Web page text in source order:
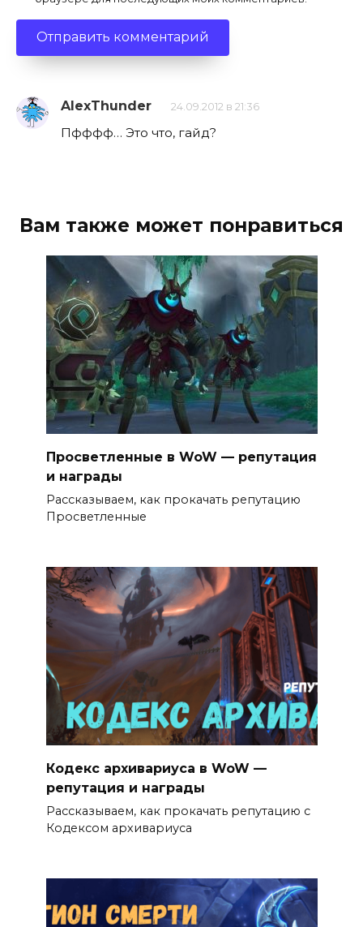
AlexThunder 24.09.2012 в 21:36
Пфффф… Это что, гайд?
Вам также может понравиться
Просветленные в WoW — репутация
и награды
Рассказываем, как прокачать репутацию
Просветленные
Кодекс архивариуса в WoW —
репутация и награды
Рассказываем, как прокачать репутацию с
Кодексом архивариуса